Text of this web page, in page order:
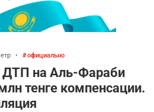
• официально
ДТП на Аль-Фараби
тенге компенсации.